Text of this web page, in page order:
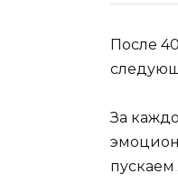
После
Зa
пycкaeм